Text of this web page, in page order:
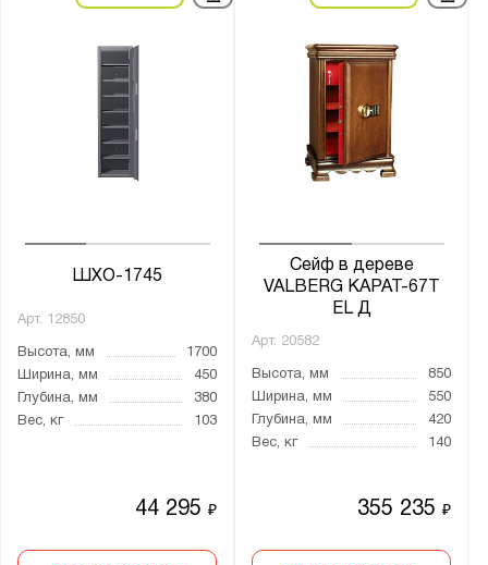
ШХО-1745
Арт. 12850
Высота, мм
1700
Ширина, мм
450
Глубина, мм
380
Вес, кг
103
44 295₽
Сейф в дереве
VALBERG КАРАТ-67T
EL Д
Арт. 20582
Высота, мм
850
Ширина, мм
550
Глубина, мм
420
Вес, кг
140
355 235₽